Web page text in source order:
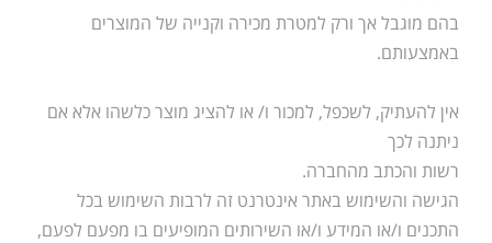
בהם מוגבל אך ורק למטרת מכירה וקנייה של המוצרים
באמצעותם.
אין להעתיק, לשכפל, למכור ו/ או להציג מוצר כלשהו אלא אם
ניתנה לכך
רשות והכתב מהחברה.
הגישה והשימוש באתר אינטרנט זה לרבות השימוש בכל
התכנים ו/או המידע ו/או השירותים המופיעים בו מפעם לפעם,